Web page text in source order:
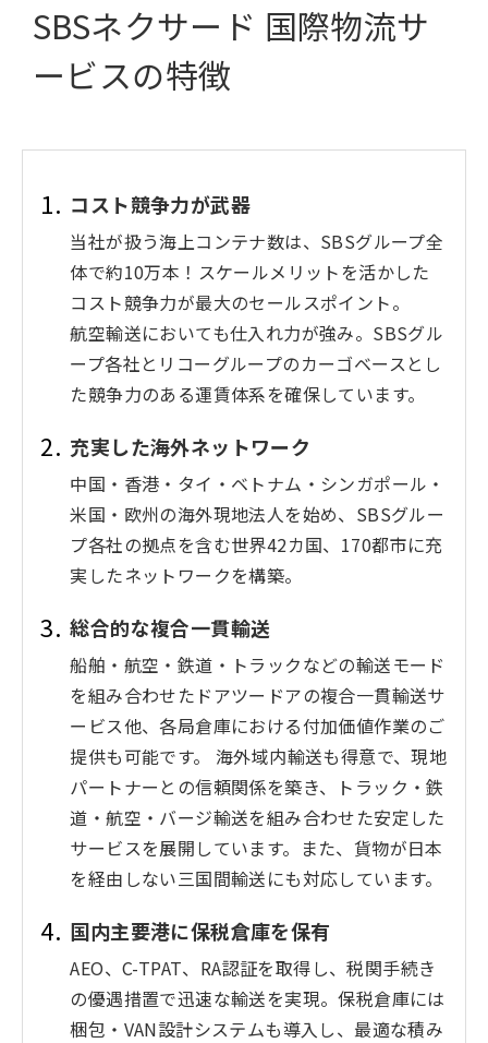
SBSネクサード 国際物流サ
ービスの特徴
コスト競争力が武器
当社が扱う海上コンテナ数は、SBSグループ全
体で約10万本！スケールメリットを活かした
コスト競争力が最大のセールスポイント。
航空輸送においても仕入れ力が強み。SBSグル
ープ各社とリコーグループのカーゴベースとし
た競争力のある運賃体系を確保しています。
充実した海外ネットワーク
中国・香港・タイ・ベトナム・シンガポール・
米国・欧州の海外現地法人を始め、SBSグルー
プ各社の拠点を含む世界42カ国、170都市に充
実したネットワークを構築。
総合的な複合一貫輸送
船舶・航空・鉄道・トラックなどの輸送モード
を組み合わせたドアツードアの複合一貫輸送サ
ービス他、各局倉庫における付加価値作業のご
提供も可能です。 海外域内輸送も得意で、現地
パートナーとの信頼関係を築き、トラック・鉄
道・航空・バージ輸送を組み合わせた安定した
サービスを展開しています。また、貨物が日本
を経由しない三国間輸送にも対応しています。
国内主要港に保税倉庫を保有
AEO、C-TPAT、RA認証を取得し、税関手続き
の優遇措置で迅速な輸送を実現。保税倉庫には
梱包・VAN設計システムも導入し、最適な積み